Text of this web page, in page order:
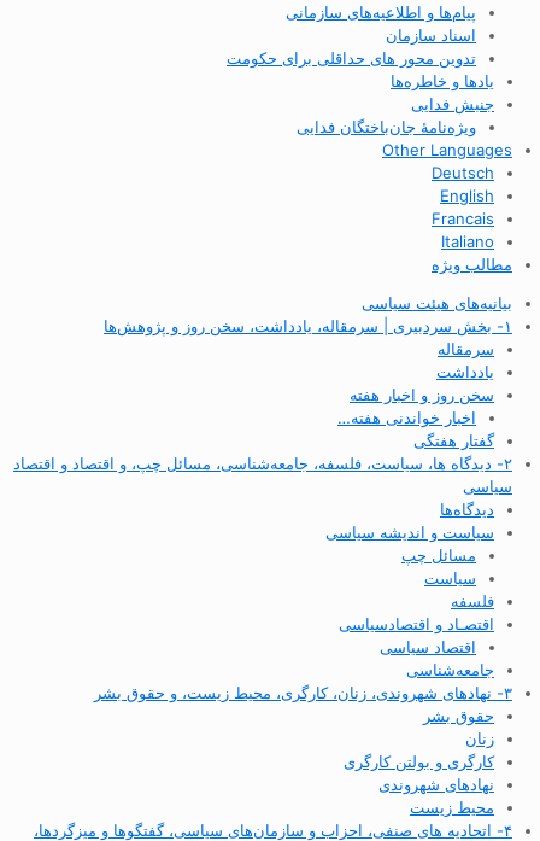
پیام‌ها و اطلاعیه‌های سازمانی
اسناد سازمان
تدوین محور های حداقلی برای حکومت
یادها و خاطره‌ها
جنبش فدایی
ویژه‌نامهٔ جان‌باختگان فدایی
Other Languages
Deutsch
English
Francais
Italiano
مطالب ویژه
بیانیه‌های هیئت سیاسی
۱- بخش سردبیری | سرمقاله، یادداشت، سخن روز و پژوهش‌ها
سرمقاله
یادداشت
سخن روز و اخبار هفته
اخبار خواندنی هفته…
گفتار هفتگی
۲- دیدگاه ها، سیاست، فلسفه، جامعه‌شناسی، مسائل چپ، و اقتصاد و اقتصاد
سیاسی
دیدگاه‌ها
سیاست و اندیشه سیاسی
مسائل چپ
سیاست
فلسفه
اقتصـاد و اقتصاد‌سیاسی
اقتصاد سیاسی
جامعه‌شناسی
۳- نهادهای شهروندی، زنان، کارگری، محیط زیست، و حقوق بشر
حقوق بشر
زنان
کارگری و بولتن کارگری
نهادهای شهروندی
محیط زیست
۴- اتحادیه های صنفی، احزاب و سازمان‌های سیاسی، گفتگوها و میزگردها،